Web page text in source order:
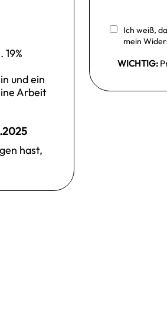
und ein
Arbeit
hast,
Ich weiß,
mein
WICHTIG: